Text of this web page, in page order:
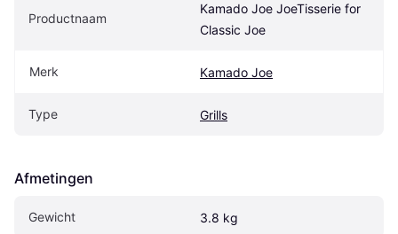
Productnaam
Kamado Joe JoeTisserie for
Classic Joe
Merk Kamado Joe
Type Grills
Afmetingen
Gewicht 3.8 kg